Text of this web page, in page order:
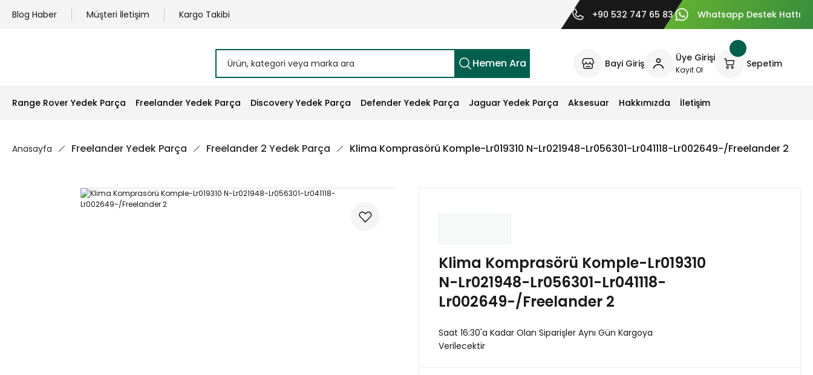
Blog Haber Müşteri İletişim Kargo Takibi +90 532 747 65 83 Whatsapp Destek Hattı
Hemen Ara Bayi Giriş Üye Girişi
Kayıt Ol
Sepetim
Range Rover Yedek Parça Freelander Yedek Parça Discovery Yedek Parça Defender Yedek Parça Jaguar Yedek Parça Aksesuar Hakkımızda İletişim
Anasayfa Freelander Yedek Parça Freelander 2 Yedek Parça Klima Komprasörü Komple-Lr019310 N-Lr021948-Lr056301-Lr041118-Lr002649-/Freelander 2
Klima Komprasörü Komple-Lr019310
N-Lr021948-Lr056301-Lr041118-
Lr002649-/Freelander 2
Saat 16:30'a Kadar Olan Siparişler Aynı Gün Kargoya
Verilecektir